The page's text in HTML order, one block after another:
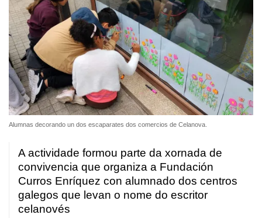
Alumnas decorando un dos escaparates dos comercios de Celanova.
A actividade formou parte da xornada de
convivencia que organiza a Fundación
Curros Enríquez con alumnado dos centros
galegos que levan o nome do escritor
celanovés